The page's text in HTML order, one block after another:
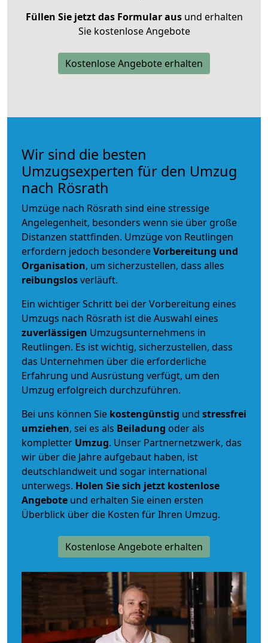
Füllen Sie jetzt das Formular ausund erhalten
Sie kostenlose Angebote
Kostenlose Angebote erhalten
Wir sind die besten
Umzugsexperten für den Umzug
nach Rösrath
Umzüge nach Rösrath sind eine stressige
Angelegenheit, besonders wenn sie über große
Distanzen stattfinden. Umzüge von Reutlingen
erfordern jedoch besondereVorbereitung und
Organisation, um sicherzustellen, dass alles
reibungslosverläuft.
Ein wichtiger Schritt bei der Vorbereitung eines
Umzugs nach Rösrath ist die Auswahl eines
zuverlässigen Umzugsunternehmens in
Reutlingen. Es ist wichtig, sicherzustellen, dass
das Unternehmen über die erforderliche
Erfahrung und Ausrüstung verfügt, um den
Umzug erfolgreich durchzuführen.
Bei uns können Sie kostengünstig und stressfrei
umziehen, sei es als Beiladung oder als
kompletter Umzug. Unser Partnernetzwerk, das
wir über die Jahre aufgebaut haben, ist
deutschlandweit und sogar international
unterwegs. Holen Sie sich jetzt kostenlose
Angebote und erhalten Sie einen ersten
Überblick über die Kosten für Ihren Umzug.
Kostenlose Angebote erhalten